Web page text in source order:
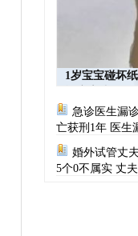
1岁宝宝碰坏
急诊医生漏
亡获刑1年 医生
婚外试管丈
5个0不属实 丈